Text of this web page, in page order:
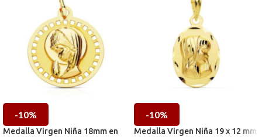
-10%
Medalla Virgen Niña 18mm en
-10%
Medalla Virgen Niña 19 x 12 mm